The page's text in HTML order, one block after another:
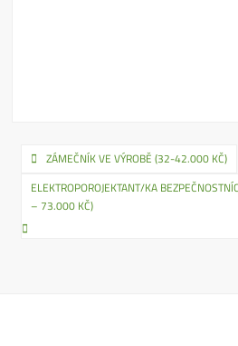
Navigace
pro
příspěvek
ZÁMEČNÍK VE VÝROBĚ (32-42.000 KČ)
ELEKTROPOROJEKTANT/KA
– 73.000 KČ)